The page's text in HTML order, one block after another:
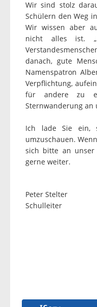
Wir sind stolz
Schülern den Weg
Wir wissen aber
nicht alles ist.
danach, gute
Namenspatron
Verpflichtung,
für andere zu
Sternwanderung an
Ich lade Sie ein,
umzuschauen.
sich bitte an unser
gerne weiter.
Peter Stelter
Schulleiter